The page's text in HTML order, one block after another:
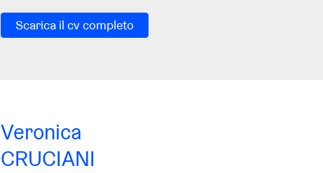
Scarica il cv completo
Veronica
CRUCIANI